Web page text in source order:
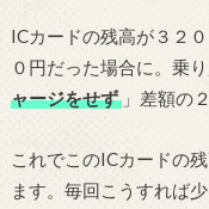
ICカードの残高が３２
０円だった場合に。乗
ャージをせず」差額の
これでこのICカードの
ます。毎回こうすれば